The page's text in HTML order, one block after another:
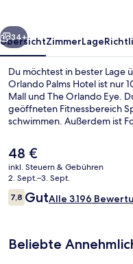
Weiter
34+
ÜbersichtZimmerLage
Du möchtest in bester Lage
Orlando Palms Hotel ist nur
Mall und The Orlando Eye.
geöffneten Fitnessbereich
schwimmen. Außerdem ist
Convention Center.
Personal und die Lage sehr
Der
aktuelle
Preis
beträgt
48 €.
48 €
inkl. Steuern & Gebühren
2. Sept.–3. Sept.
Bewertungen
7,87,8 von 10.
GutAlle 3.196
Beliebte